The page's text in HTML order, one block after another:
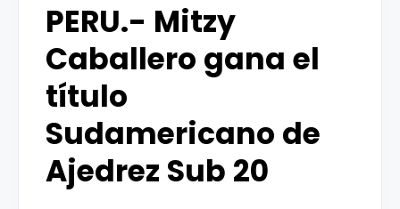
PERU.- Mitzy
Caballero gana el
título
Sudamericano de
Ajedrez Sub 20